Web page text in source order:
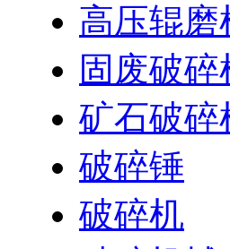
高压辊磨
固废破碎
矿石破碎
破碎锤
破碎机